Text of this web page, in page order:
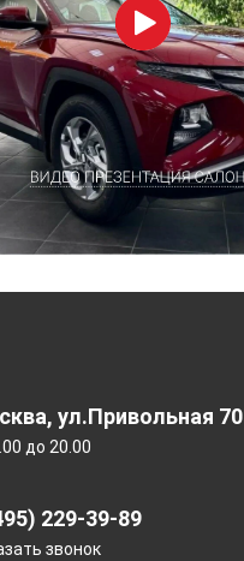
ул.Привольная 70
до 20.00
229-39-89
звонок